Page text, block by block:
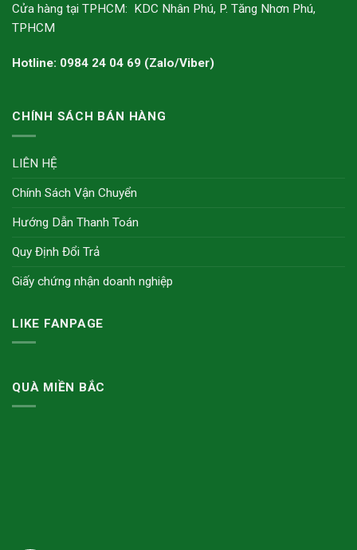
Cửa hàng tại TPHCM: KDC Nhân Phú, P. Tăng Nhơn Phú,
TPHCM
Hotline: 0984 24 04 69 (Zalo/Viber)
CHÍNH SÁCH BÁN HÀNG
LIÊN HỆ
Chính Sách Vận Chuyển
Hướng Dẫn Thanh Toán
Quy Định Đổi Trả
Giấy chứng nhận doanh nghiệp
LIKE FANPAGE
QUÀ MIỀN BẮC